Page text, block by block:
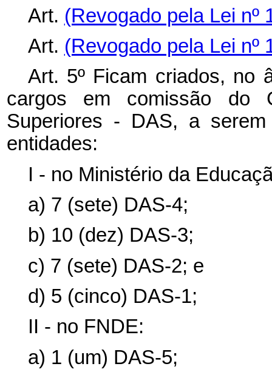
Art. (Revogado pela Lei nº
Art. (Revogado pela Lei nº
Art. 5º Ficam criados, no
cargos em comissão do
Superiores - DAS, a
entidades:
I - no Ministério da
a) 7 (sete) DAS-4;
b) 10 (dez) DAS-3;
c) 7 (sete) DAS-2; e
d) 5 (cinco) DAS-1;
II - no FNDE:
a) 1 (um) DAS-5;